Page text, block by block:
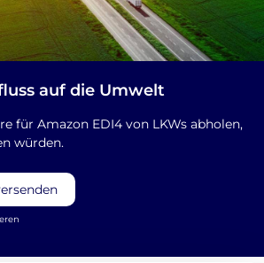
auf die Umwelt
für Amazon EDI4 von LKWs abholen,
würden.